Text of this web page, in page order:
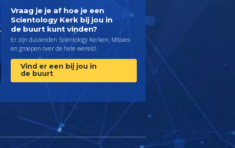
Vraag je je af hoe je een
Scientology Kerk bij jou in
de buurt kunt vinden?
Er zijn duizenden Scientology Kerken, Missies
en groepen over de hele wereld.
Vind er een bij jou in
de buurt